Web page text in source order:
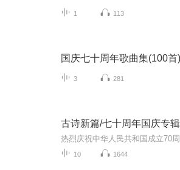
1 113
国庆七十周年歌曲集(100首)
3 281
古诗新篇/七十周年国庆专辑
热烈庆祝中华人民共和国成立70周
10 1644